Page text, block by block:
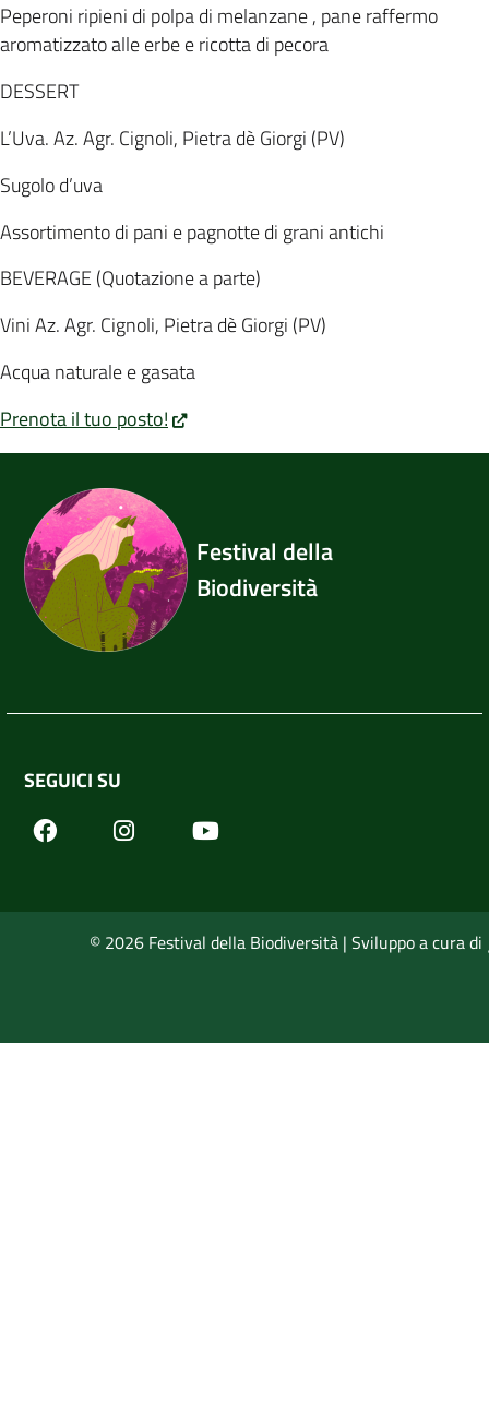
Peperoni ripieni di polpa di melanzane , pane raffermo
aromatizzato alle erbe e ricotta di pecora
DESSERT
L’Uva. Az. Agr. Cignoli, Pietra dè Giorgi (PV)
Sugolo d’uva
Assortimento di pani e pagnotte di grani antichi
BEVERAGE (Quotazione a parte)
Vini Az. Agr. Cignoli, Pietra dè Giorgi (PV)
Acqua naturale e gasata
Prenota il tuo posto!
Festival della
Biodiversità
SEGUICI SU
FacebookInstagram
© 2026 Festival della Biodiversità | Sviluppo a cura di